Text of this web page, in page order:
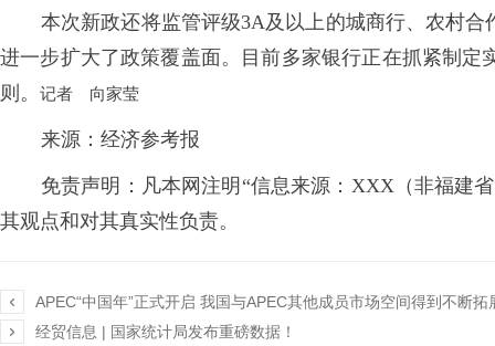
本次新政还将监管评级3A及以上的城商行、农村
进一步扩大了政策覆盖面。目前多家银行正在抓紧制
则。
记者 向家莹
来源：经济参考报
免责声明：凡本网注明“信息来源：XXX（非福建
其观点和对其真实性负责。

APEC“中国年”正式开启 我国与APEC其他成员市场空间得到不断拓

经贸信息 | 国家统计局发布重磅数据！